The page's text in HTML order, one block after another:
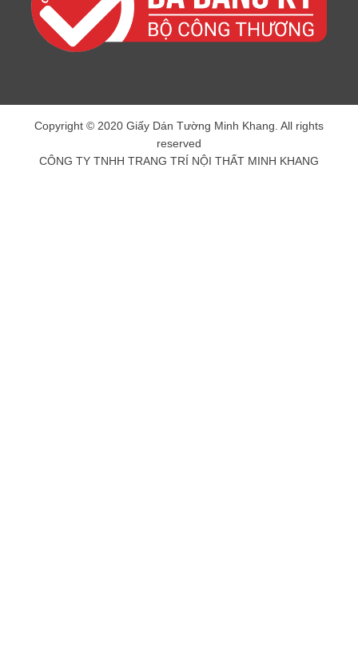
Copyright © 2020 Giấy Dán Tường Minh Khang. All rights
reserved
CÔNG TY TNHH TRANG TRÍ NỘI THẤT MINH KHANG